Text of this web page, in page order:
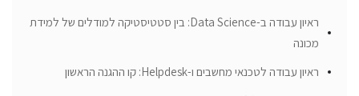
ראיון עבודה ב-Data Science: בין סטטיסטיקה למודלים של למידת
מכונה
ראיון עבודה לטכנאי מחשבים ו-Helpdesk: קו ההגנה הראשון